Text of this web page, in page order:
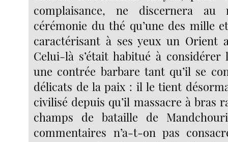
complaisance, ne discernera
cérémonie du thé qu’une des mille
caractérisant à ses yeux un Orient
Celui-là s’était habitué à considérer
une contrée barbare tant qu’il se
délicats de la paix : il le tient
civilisé depuis qu’il massacre à bras
champs de bataille de
commentaires n’a-t-on pas